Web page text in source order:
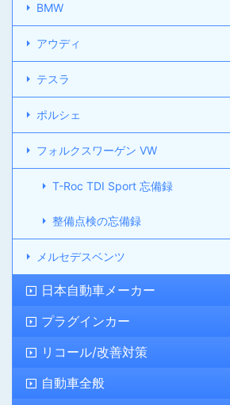
BMW
アウディ
テスラ
ポルシェ
フォルクスワーゲン VW
T-Roc TDI Sport 忘備録
整備点検の忘備録
メルセデスベンツ
日本自動車メーカー
プラグインカー
リコール/改善対策
自動車全般